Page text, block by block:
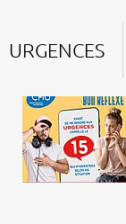
URGENCES